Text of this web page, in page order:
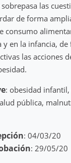
las
de forma
consumo
y en la infancia,
las acciones
: obesidad
pública,
: 04/03/20
: 29/05/20